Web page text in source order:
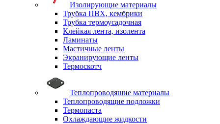
Изолирующие материалы
Трубка ПВХ, кембрики
Трубка термоусадочная
Клейкая лента, изолента
Ламинаты
Мастичные ленты
Экранирующие ленты
Термоскотч
Теплопроводящие материалы
Теплопроводящие подложки
Термопаста
Охлаждающие жидкости